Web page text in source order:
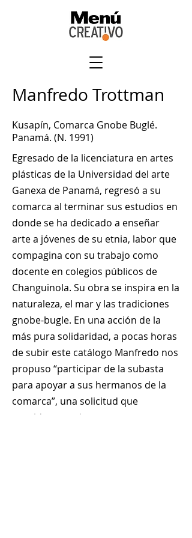
Manfredo Trottman
Kusapín, Comarca Gnobe Buglé.
Panamá. (N. 1991)
Egresado de la licenciatura en artes
plásticas de la Universidad del arte
Ganexa de Panamá, regresó a su
comarca al terminar sus estudios en
donde se ha dedicado a enseñar
arte a jóvenes de su etnia, labor que
compagina con su trabajo como
docente en colegios públicos de
Changuinola. Su obra se inspira en la
naturaleza, el mar y las tradiciones
gnobe-bugle. En una acción de la
más pura solidaridad, a pocas horas
de subir este catálogo Manfredo nos
propuso “participar de la subasta
para apoyar a sus hermanos de la
comarca”, una solicitud que
consideramos importante y